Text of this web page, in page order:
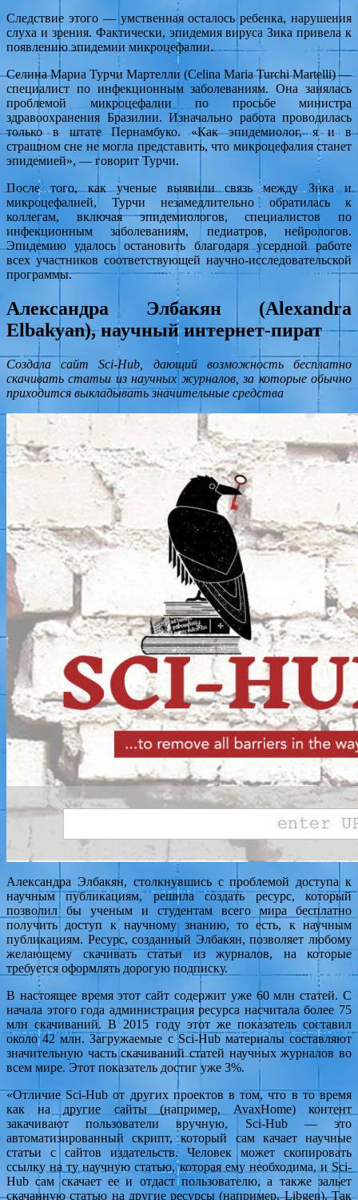
Следствие этого — умственная осталось ребенка, нарушения
слуха и зрения. Фактически, эпидемия вируса Зика привела к
появлению эпидемии микроцефалии.
Селина Мариа Турчи Мартелли (Celina Maria Turchi Martelli) —
специалист по инфекционным заболеваниям. Она занялась
проблемой микроцефалии по просьбе министра
здравоохранения Бразилии. Изначально работа проводилась
только в штате Пернамбуко. «Как эпидемиолог, я и в
страшном сне не могла представить, что микроцефалия станет
эпидемией», — говорит Турчи.
После того, как ученые выявили связь между Зика и
микроцефалией, Турчи незамедлительно обратилась к
коллегам, включая эпидемиологов, специалистов по
инфекционным заболеваниям, педиатров, нейрологов.
Эпидемию удалось остановить благодаря усердной работе
всех участников соответствующей научно-исследовательской
программы.
Александра Элбакян (Alexandra
Elbakyan), научный интернет-пират
Создала сайт Sci-Hub, дающий возможность бесплатно
скачивать статьи из научных журналов, за которые обычно
приходится выкладывать значительные средства
Александра Элбакян, столкнувшись с проблемой доступа к
научным публикациям, решила создать ресурс, который
позволил бы ученым и студентам всего мира бесплатно
получить доступ к научному знанию, то есть, к научным
публикациям. Ресурс, созданный Элбакян, позволяет любому
желающему скачивать статьи из журналов, на которые
требуется оформлять дорогую подписку.
В настоящее время этот сайт содержит уже 60 млн статей. С
начала этого года администрация ресурса насчитала более 75
млн скачиваний. В 2015 году этот же показатель составил
около 42 млн. Загружаемые с Sci-Hub материалы составляют
значительную часть скачиваний статей научных журналов во
всем мире. Этот показатель достиг уже 3%.
«Отличие Sci-Hub от других проектов в том, что в то время
как на другие сайты (например, AvaxHome) контент
закачивают пользователи вручную, Sci-Hub — это
автоматизированный скрипт, который сам качает научные
статьи с сайтов издательств. Человек может скопировать
ссылку на ту научную статью, которая ему необходима, и Sci-
Hub сам скачает ее и отдаст пользователю, а также зальет
скачанную статью на другие ресурсы (например, Libgen). Так